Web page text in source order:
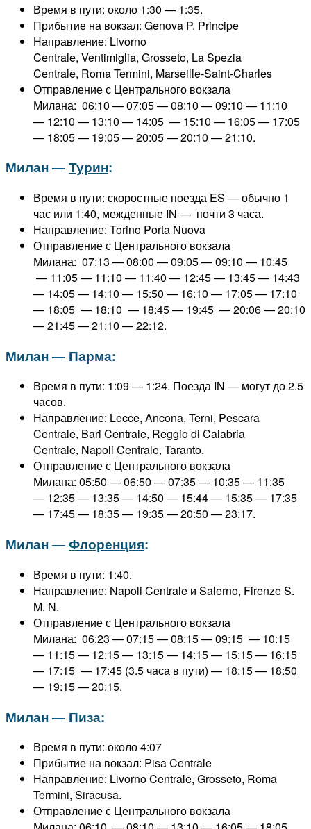
Время в пути: около 1:30 — 1:35.
Прибытие на вокзал: Genova P. Principe
Направление: Livorno
Centrale, Ventimiglia, Grosseto, La Spezia
Centrale, Roma Termini, Marseille-Saint-Charles
Отправление с Центрального вокзала
Милана: 06:10 — 07:05 — 08:10 — 09:10 — 11:10
— 12:10 — 13:10 — 14:05 — 15:10 — 16:05 — 17:05
— 18:05 — 19:05 — 20:05 — 20:10 — 21:10.
Милан —Турин:
Время в пути: скоростные поезда ES — обычно 1
час или 1:40, межденные IN — почти 3 часа.
Направление: Torino Porta Nuova
Отправление с Центрального вокзала
Милана: 07:13 — 08:00 — 09:05 — 09:10 — 10:45
— 11:05 — 11:10 — 11:40 — 12:45 — 13:45 — 14:43
— 14:05 — 14:10 — 15:50 — 16:10 — 17:05 — 17:10
— 18:05 — 18:10 — 18:45 — 19:45 — 20:06 — 20:10
— 21:45 — 21:10 — 22:12.
Милан — Парма:
Время в пути: 1:09 — 1:24. Поезда IN — могут до 2.5
часов.
Направление: Lecce, Ancona, Terni, Pescara
Centrale, Bari Centrale, Reggio di Calabria
Centrale, Napoli Centrale, Taranto.
Отправление с Центрального вокзала
Милана: 05:50 — 06:50 — 07:35 — 10:35 — 11:35
— 12:35 — 13:35 — 14:50 — 15:44 — 15:35 — 17:35
— 17:45 — 18:35 — 19:35 — 20:50 — 23:17.
Милан —Флоренция:
Время в пути: 1:40.
Направление: Napoli Centrale и Salerno, Firenze S.
M. N.
Отправление с Центрального вокзала
Милана: 06:23 — 07:15 — 08:15 — 09:15 — 10:15
— 11:15 — 12:15 — 13:15 — 14:15 — 15:15 — 16:15
— 17:15 — 17:45 (3.5 часа в пути) — 18:15 — 18:50
— 19:15 — 20:15.
Милан — Пиза:
Время в пути: около 4:07
Прибытие на вокзал: Pisa Centrale
Направление: Livorno Centrale, Grosseto, Roma
Termini, Siracusa.
Отправление с Центрального вокзала